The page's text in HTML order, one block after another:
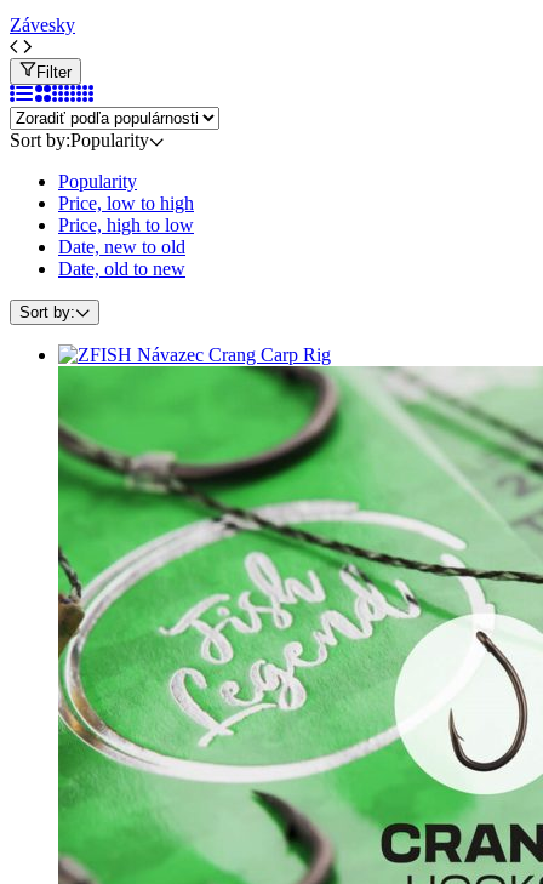
Závesky
Filter
Sort by:Popularity
Popularity
Price, low to high
Price, high to low
Date, new to old
Date, old to new
Sort by: